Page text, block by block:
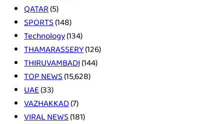
QATAR(5)
SPORTS(148)
Technology(134)
THAMARASSERY(126)
THIRUVAMBADI(144)
TOP NEWS(15,628)
UAE(33)
VAZHAKKAD(7)
VIRAL NEWS(181)